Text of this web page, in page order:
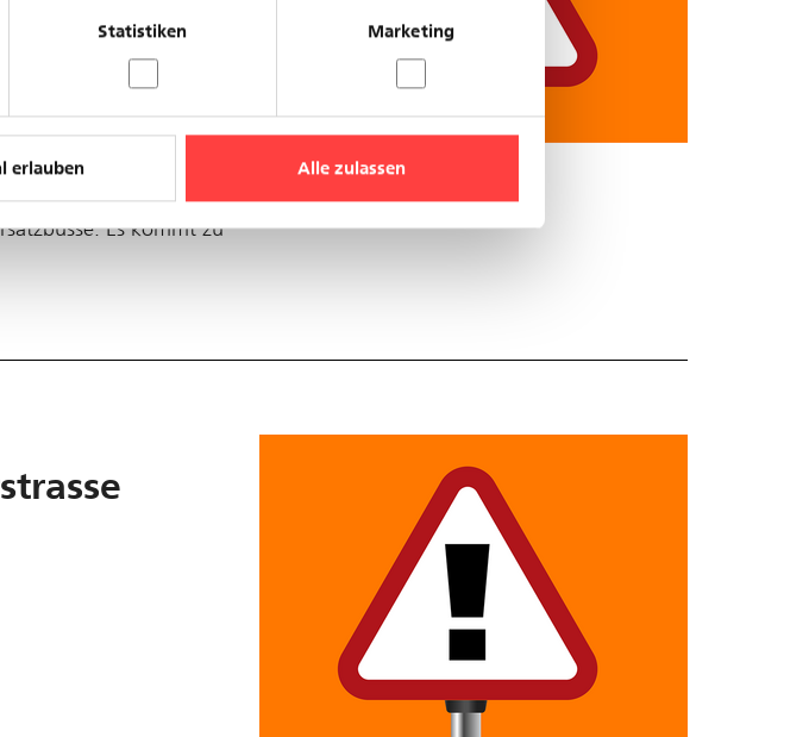
Statistiken Marketing
erlauben Alle zulassen
Es kommt zu